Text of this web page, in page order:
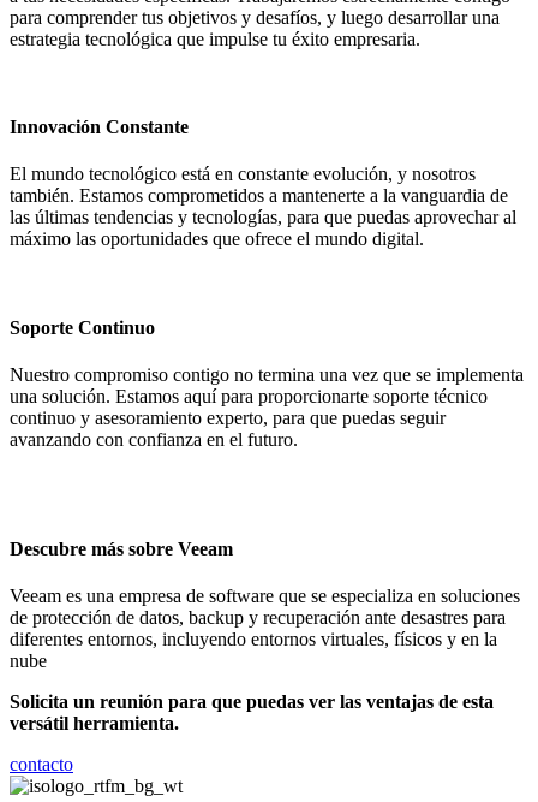
para comprender tus objetivos y desafíos, y luego desarrollar una
estrategia tecnológica que impulse tu éxito empresaria.
Innovación Constante
El mundo tecnológico está en constante evolución, y nosotros
también. Estamos comprometidos a mantenerte a la vanguardia de
las últimas tendencias y tecnologías, para que puedas aprovechar al
máximo las oportunidades que ofrece el mundo digital.
Soporte Continuo
Nuestro compromiso contigo no termina una vez que se implementa
una solución. Estamos aquí para proporcionarte soporte técnico
continuo y asesoramiento experto, para que puedas seguir
avanzando con confianza en el futuro.
Descubre más sobre Veeam
Veeam es una empresa de software que se especializa en soluciones
de protección de datos, backup y recuperación ante desastres para
diferentes entornos, incluyendo entornos virtuales, físicos y en la
nube
Solicita un reunión para que puedas ver las ventajas de esta
versátil herramienta.
contacto